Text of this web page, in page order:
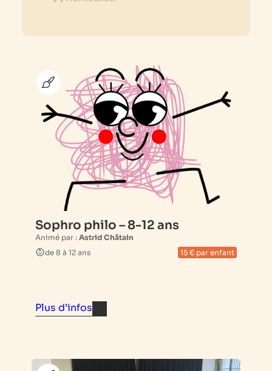
Sophro philo – 8-12 ans
Animé par : Astrid Châtain
de 8 à 12 ans
15 € par enfant
Plus d’infos